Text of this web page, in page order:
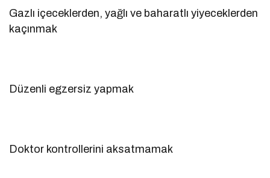
Gazlı içeceklerden, yağlı ve baharatlı yiyeceklerden
kaçınmak
Düzenli egzersiz yapmak
Doktor kontrollerini aksatmamak